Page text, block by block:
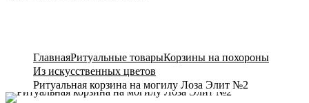
ГлавнаяРитуальные товарыКорзины на похороны
Из искусственных цветов
Ритуальная корзина на могилу Лоза Элит №2